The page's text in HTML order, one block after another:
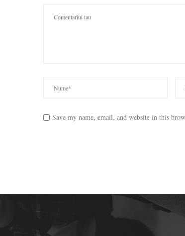
Save my name, email, and website in this